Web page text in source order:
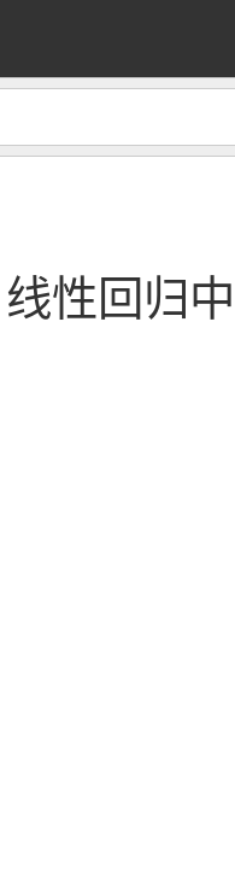
线性回归